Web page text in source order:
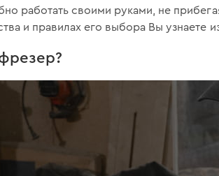
работать своими руками, не
и правилах его выбора Вы узнаете